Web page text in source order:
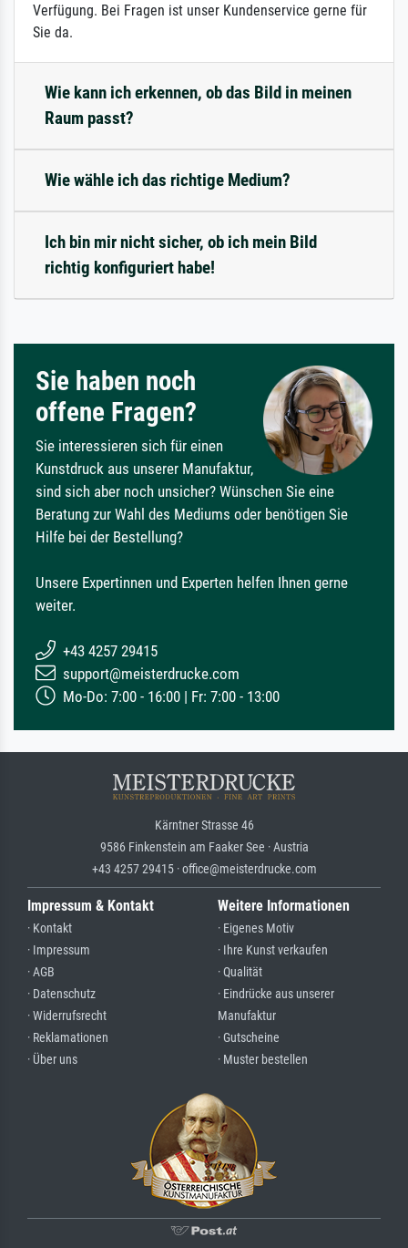
Verfügung. Bei Fragen ist unser Kundenservice gerne für
Sie da.
Wie kann ich erkennen, ob das Bild in meinen
Raum passt?
Wie wähle ich das richtige Medium?
Ich bin mir nicht sicher, ob ich mein Bild
richtig konfiguriert habe!
Sie haben noch
offene Fragen?
Sie interessieren sich für einen
Kunstdruck aus unserer Manufaktur,
sind sich aber noch unsicher? Wünschen Sie eine
Beratung zur Wahl des Mediums oder benötigen Sie
Hilfe bei der Bestellung?
Unsere Expertinnen und Experten helfen Ihnen gerne
weiter.
+43 4257 29415
support@meisterdrucke.com
Mo-Do: 7:00 - 16:00 | Fr: 7:00 - 13:00
Kärntner Strasse 46
9586 Finkenstein am Faaker See · Austria
+43 4257 29415 · office@meisterdrucke.com
Impressum & Kontakt
· Kontakt
· Impressum
· AGB
· Datenschutz
· Widerrufsrecht
· Reklamationen
· Über uns
Weitere Informationen
· Eigenes Motiv
· Ihre Kunst verkaufen
· Qualität
· Eindrücke aus unserer
Manufaktur
· Gutscheine
· Muster bestellen